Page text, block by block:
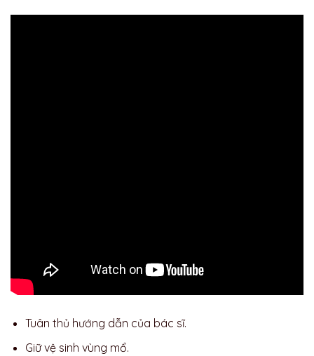
Tuân thủ hướng dẫn của bác sĩ.
Giữ vệ sinh vùng mổ.